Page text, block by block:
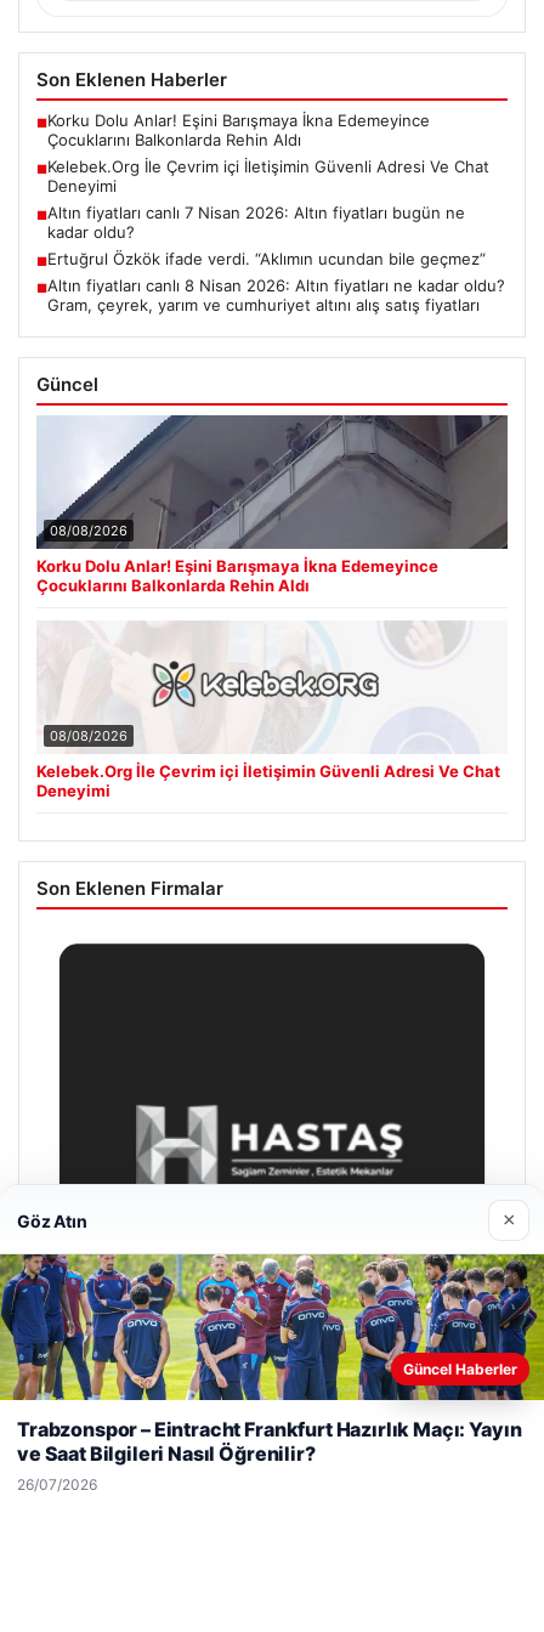
Son Eklenen Haberler
■Korku Dolu Anlar! Eşini Barışmaya İkna Edemeyince
Çocuklarını Balkonlarda Rehin Aldı
■Kelebek.Org İle Çevrim içi İletişimin Güvenli Adresi Ve Chat
Deneyimi
■Altın fiyatları canlı 7 Nisan 2026: Altın fiyatları bugün ne
kadar oldu?
■Ertuğrul Özkök ifade verdi. “Aklımın ucundan bile geçmez”
■Altın fiyatları canlı 8 Nisan 2026: Altın fiyatları ne kadar oldu?
Gram, çeyrek, yarım ve cumhuriyet altını alış satış fiyatları
Güncel
08/08/2026
Korku Dolu Anlar! Eşini Barışmaya İkna Edemeyince
Çocuklarını Balkonlarda Rehin Aldı
08/08/2026
Kelebek.Org İle Çevrim içi İletişimin Güvenli Adresi Ve Chat
Deneyimi
Son Eklenen Firmalar
Hastaş Beton
26/05/2026
Web sitemizi nasıl kullandığınızı daha iyi anlayabilmek,
kullanıyoruz.Çerez Politikamız
Göz Atın ×
Güncel Haberler
Trabzonspor – Eintracht Frankfurt Hazırlık Maçı: Yayın
ve Saat Bilgileri Nasıl Öğrenilir?
26/07/2026